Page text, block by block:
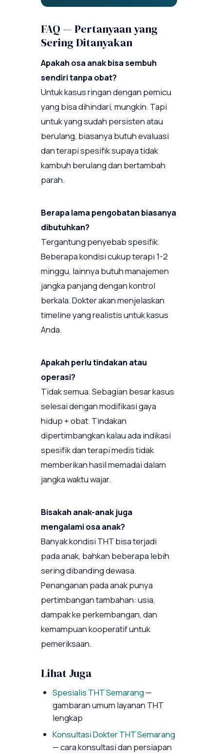
FAQ — Pertanyaan yang
Sering Ditanyakan
Apakah osa anak bisa sembuh
sendiri tanpa obat?
Untuk kasus ringan dengan pemicu
yang bisa dihindari, mungkin. Tapi
untuk yang sudah persisten atau
berulang, biasanya butuh evaluasi
dan terapi spesifik supaya tidak
kambuh berulang dan bertambah
parah.
Berapa lama pengobatan biasanya
dibutuhkan?
Tergantung penyebab spesifik.
Beberapa kondisi cukup terapi 1-2
minggu, lainnya butuh manajemen
jangka panjang dengan kontrol
berkala. Dokter akan menjelaskan
timeline yang realistis untuk kasus
Anda.
Apakah perlu tindakan atau
operasi?
Tidak semua. Sebagian besar kasus
selesai dengan modifikasi gaya
hidup + obat. Tindakan
dipertimbangkan kalau ada indikasi
spesifik dan terapi medis tidak
memberikan hasil memadai dalam
jangka waktu wajar.
Bisakah anak-anak juga
mengalami osa anak?
Banyak kondisi THT bisa terjadi
pada anak, bahkan beberapa lebih
sering dibanding dewasa.
Penanganan pada anak punya
pertimbangan tambahan: usia,
dampak ke perkembangan, dan
kemampuan kooperatif untuk
pemeriksaan.
Lihat Juga
Spesialis THT Semarang—
gambaran umum layanan THT
lengkap
Konsultasi Dokter THT Semarang
— cara konsultasi dan persiapan